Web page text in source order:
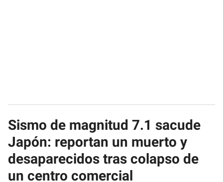
Sismo de magnitud 7.1 sacude
Japón: reportan un muerto y
desaparecidos tras colapso de
un centro comercial